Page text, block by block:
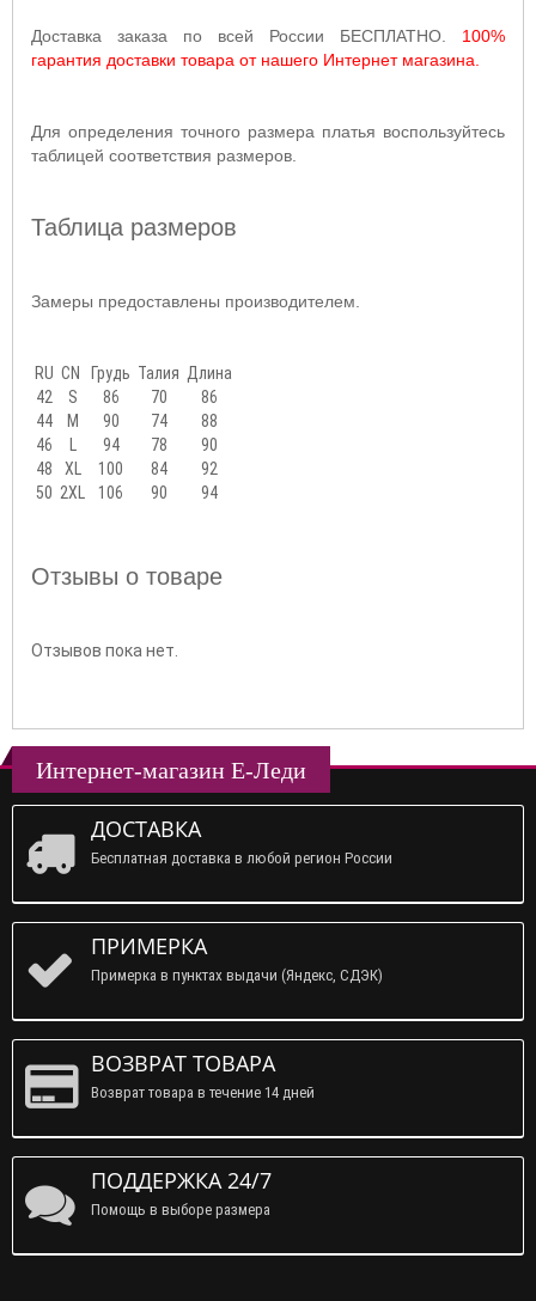
Доставка заказа по всей России БЕСПЛАТНО. 100%
гарантия доставки товара от нашего Интернет магазина.
Для определения точного размера платья воспользуйтесь
таблицей соответствия размеров.
Таблица размеров
Замеры предоставлены производителем.
RU CN Грудь Талия Длина
42
S 86 70
86
44
M 90 74
88
46
L 94 78
90
48
XL 100 84
92
50 2XL 106 90 94
Отзывы о товаре
Отзывов пока нет.
Интернет-магазин Е-Леди
ДОСТАВКА
Бесплатная доставка в любой регион России
ПРИМЕРКА
Примерка в пунктах выдачи (Яндекс, СДЭК)
ВОЗВРАТ ТОВАРА
Возврат товара в течение 14 дней
ПОДДЕРЖКА 24/7
Помощь в выборе размера